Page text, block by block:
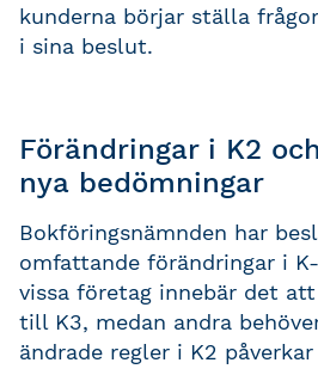
kunderna börjar ställa
i sina beslut.
Förändringar i K2
nya bedömningar
Bokföringsnämnden har
omfattande förändringar i
vissa företag innebär det
till K3, medan andra
ändrade regler i K2